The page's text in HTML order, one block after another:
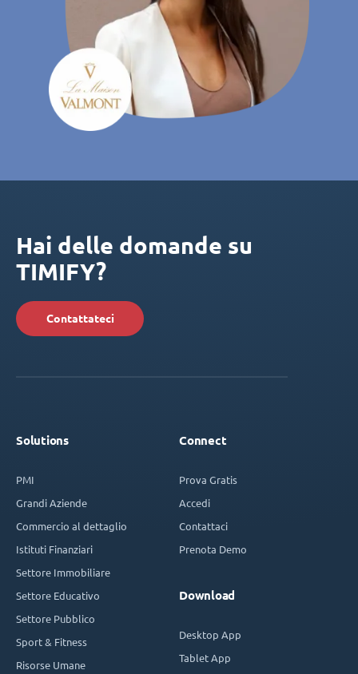
Hai delle domande su
TIMIFY?
Contattateci
Solutions
PMI
Grandi Aziende
Commercio al dettaglio
Istituti Finanziari
Settore Immobiliare
Settore Educativo
Settore Pubblico
Sport & Fitness
Risorse Umane
Connect
Prova Gratis
Accedi
Contattaci
Prenota Demo
Download
Desktop App
Tablet App